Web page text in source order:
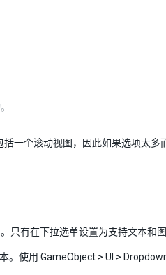
一个滚动视图，因此如果选项太多
有在下拉选单设置为支持文本和图
使用 GameObject > UI >